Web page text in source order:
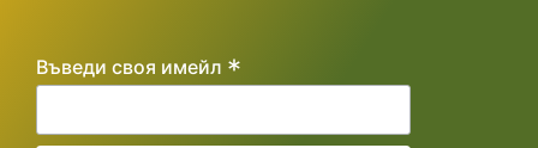
Въведи своя имейл *